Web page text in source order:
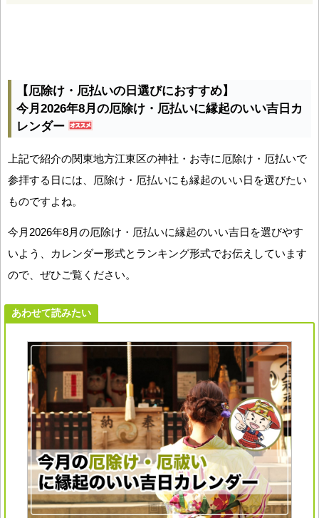
【厄除け・厄払いの日選びにおすすめ】
今月2026年8月の厄除け・厄払いに縁起のいい吉日カ
レンダー
上記で紹介の関東地方江東区の神社・お寺に厄除け・厄払いで
参拝する日には、厄除け・厄払いにも縁起のいい日を選びたい
ものですよね。
今月2026年8月の厄除け・厄払いに縁起のいい吉日を選びやす
いよう、カレンダー形式とランキング形式でお伝えしています
ので、ぜひご覧ください。
あわせて読みたい